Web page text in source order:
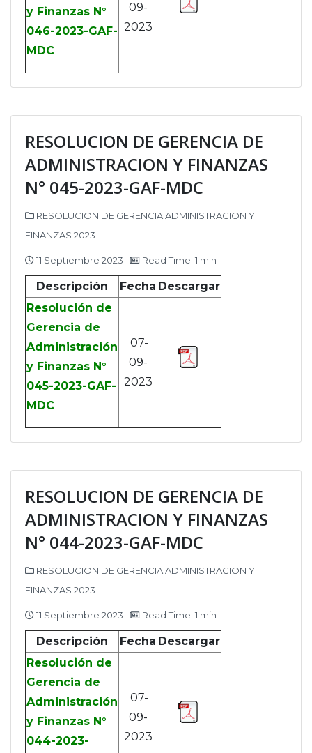
y Finanzas N°
046-2023-GAF-
MDC
09-
2023
RESOLUCION DE GERENCIA DE
ADMINISTRACION Y FINANZAS
N° 045-2023-GAF-MDC
RESOLUCION DE GERENCIA ADMINISTRACION Y
FINANZAS 2023
11 Septiembre 2023 Read Time: 1 min
Descripción Fecha Descargar
Resolución de
Gerencia de
Administración
y Finanzas N°
045-2023-GAF-
MDC
07-
09-
2023
RESOLUCION DE GERENCIA DE
ADMINISTRACION Y FINANZAS
N° 044-2023-GAF-MDC
RESOLUCION DE GERENCIA ADMINISTRACION Y
FINANZAS 2023
11 Septiembre 2023 Read Time: 1 min
Descripción Fecha Descargar
Resolución de
Gerencia de
Administración
y Finanzas N°
044-2023-
07-
09-
2023